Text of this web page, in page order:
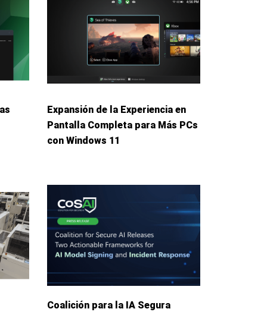
Expansión de la Experiencia en
Pantalla Completa para Más PCs
con Windows 11
Coalición para la IA Segura